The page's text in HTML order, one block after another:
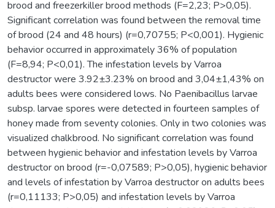
brood and freezerkiller brood methods (F=2,23; P>0,05).
Significant correlation was found between the removal time
of brood (24 and 48 hours) (r=0,70755; P<0,001). Hygienic
behavior occurred in approximately 36% of population
(F=8,94; P<0,01). The infestation levels by Varroa
destructor were 3.92±3.23% on brood and 3,04±1,43% on
adults bees were considered lows. No Paenibacillus larvae
subsp. larvae spores were detected in fourteen samples of
honey made from seventy colonies. Only in two colonies was
visualized chalkbrood. No significant correlation was found
between hygienic behavior and infestation levels by Varroa
destructor on brood (r=-0,07589; P>0,05), hygienic behavior
and levels of infestation by Varroa destructor on adults bees
(r=0,11133; P>0,05) and infestation levels by Varroa